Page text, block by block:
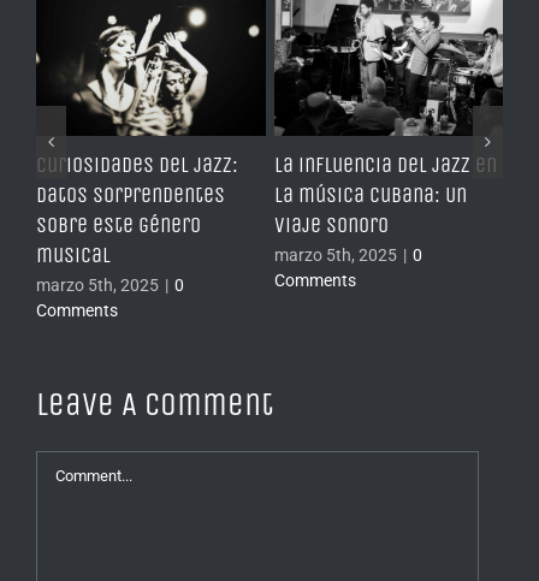
Curiosidades del jazz:
Datos sorprendentes
sobre este género
musical
marzo 5th, 2025 | 0
Comments
La influencia del jazz en
la música cubana: Un
viaje sonoro
marzo 5th, 2025 | 0
Comments
Leave A Comment
Comment